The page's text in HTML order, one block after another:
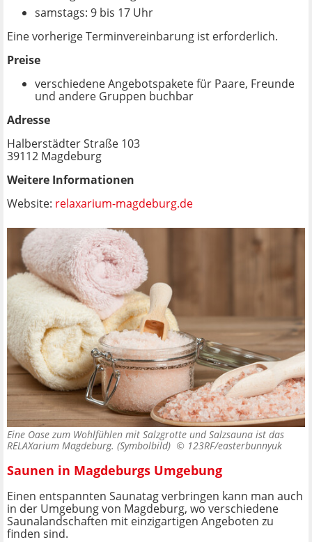
samstags: 9 bis 17 Uhr
Eine vorherige Terminvereinbarung ist erforderlich.
Preise
verschiedene Angebotspakete für Paare, Freunde
und andere Gruppen buchbar
Adresse
Halberstädter Straße 103
39112 Magdeburg
Weitere Informationen
Website: relaxarium-magdeburg.de
Eine Oase zum Wohlfühlen mit Salzgrotte und Salzsauna ist das
RELAXarium Magdeburg. (Symbolbild) © 123RF/easterbunnyuk
Saunen in Magdeburgs Umgebung
Einen entspannten Saunatag verbringen kann man auch
in der Umgebung von Magdeburg, wo verschiedene
Saunalandschaften mit einzigartigen Angeboten zu
finden sind.